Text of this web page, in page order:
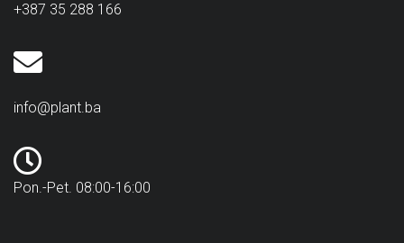
+387 35 288 166
info@plant.ba
Pon.-Pet. 08:00-16:00